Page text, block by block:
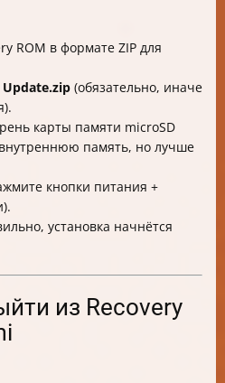
ROM в формате ZIP для
Update.zip (обязательно, иначе
карты памяти microSD
память, но лучше
кнопки питания +
установка начнётся
из Recovery